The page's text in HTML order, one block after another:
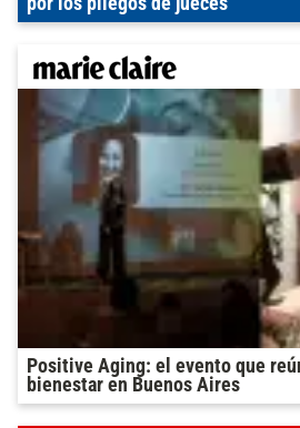
Positive Aging: el evento que
bienestar en Buenos Aires